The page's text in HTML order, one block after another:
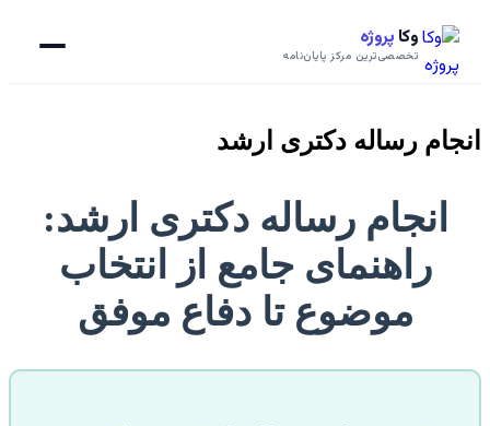
وکا پروژه
تخصصی‌ترین مرکز پایان‌نامه
انجام رساله دکتری ارشد
انجام رساله دکتری ارشد:
راهنمای جامع از انتخاب
موضوع تا دفاع موفق